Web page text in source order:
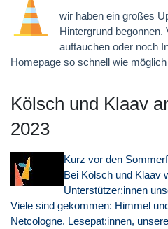
wir haben ein großes
Hintergrund begonnen.
auftauchen oder noch
Homepage so schnell wie
Kölsch und Klaav
2023
Kurz vor den
Bei Kölsch und Klaav
Unterstützer:innen
Viele sind gekommen: Himmel
Netcologne. Lesepat:innen,